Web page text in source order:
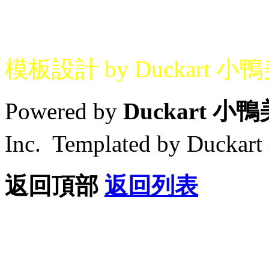
模板設計 by Duckart 小
Powered by Duckart 小鴨
Inc. Templated by
返回頂部 返回列表